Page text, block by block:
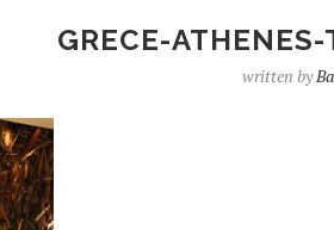
GRECE-
written by